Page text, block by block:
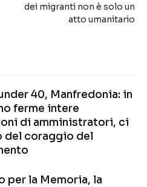
dei migranti non è solo un
atto umanitario
40, Manfredonia: in
ferme intere
di amministratori, ci
del coraggio del
per la Memoria, la